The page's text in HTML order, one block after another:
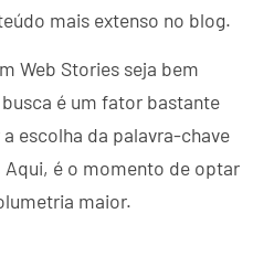
mais extenso no blog.
Web Stories seja bem
é um fator bastante
escolha da palavra-chave
Aqui, é o momento de optar
maior.